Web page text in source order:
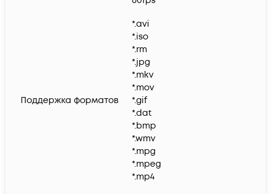
Поддержка форматов
*.avi
*.iso
*.rm
*.jpg
*.mkv
*.mov
*.gif
*.dat
*.bmp
*.wmv
*.mpg
*.mpeg
*.mp4